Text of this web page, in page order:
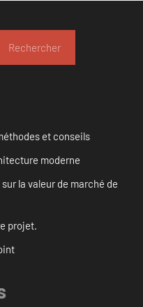
Rechercher
et conseils
moderne
la valeur de marché de
projet.